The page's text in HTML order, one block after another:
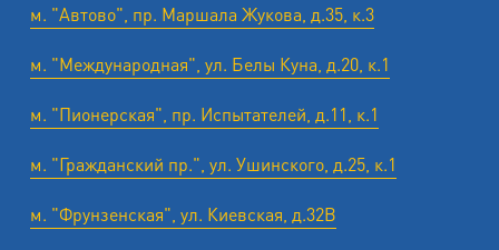
м. "Автово", пр. Маршала Жукова, д.35, к.3
м. "Международная", ул. Белы Куна, д.20, к.1
м. "Пионерская", пр. Испытателей, д.11, к.1
м. "Гражданский пр.", ул. Ушинского, д.25, к.1
м. "Фрунзенская", ул. Киевская, д.32В